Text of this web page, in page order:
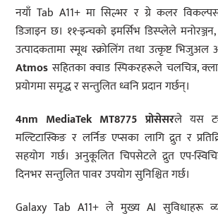
नयाँ Tab A11+ मा सिल्भर र ग्रे कलर
डिजाइन छ। ११-इन्चको इमर्सिभ डिस्प्लेले
उत्पादकतामा स्मूथ स्क्रोलिंग तथा उत्कृष्ट भिजुअल
Atmosसहितका क्वाड स्पिकरहरूले चलचित्र,
प्रयोगमा समृद्ध र सन्तुलित ध्वनि प्रदान गर्छन्।
4nm MediaTek MT8775प्रोसेसरले यस
मल्टिटास्किङ र लर्निङ एप्सका लागि द्रुत र
सहयोग गर्छ। अनुकूलित चिपसेटले द्रुत एप-
दिनभर सन्तुलित पावर उपयोग सुनिश्चित गर्छ।
Galaxy Tab A11+ ले मुख्य AI सुविधाहरू